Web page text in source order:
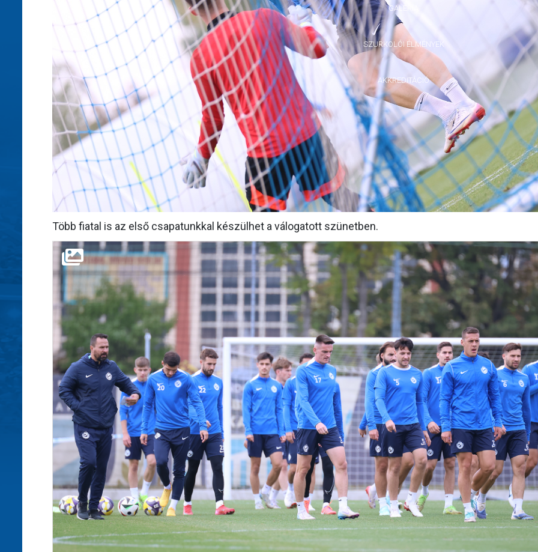
GALÉRIA
SZURKOLÓI ÉLMÉNYEK
AKKREDITÁCIÓ
Több fiatal is az első csapatunkkal készülhet a válogatott szünetben.